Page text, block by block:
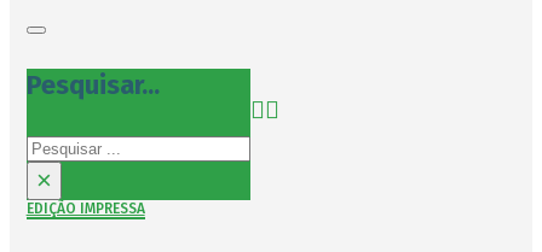
Pesquisar...
Pesquisar
×
EDIÇÃO IMPRESSA